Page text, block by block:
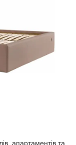
апартаментів та